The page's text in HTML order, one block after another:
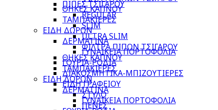
ΘΗΚΕΣ ΚΑΠΝΟΥ
ΤΑΜΠΑΚΙΕΡΕΣ
ΕΙΔΗ ΔΩΡΩΝ
ΔΕΡΜΑΤΙΝΑ
ΓΥΝΑΙΚΕΙΑ ΠΟΡΤΟΦΟΛΙΑ
ΓΟΥΡΙΑ-ΡΟΔΙΑ
ΔΙΑΚΟΣΜΗΤΙΚΑ-ΜΠΙΖΟΥΤΙΕΡΕΣ
ΕΙΔΗ ΓΡΑΦΕΙΟΥ
ΣΤΥΛΟ
ΠΕΝΕΣ
ΠΙΠΕΣ ΤΣΙΓΑΡΟΥ
REGULAR
SLIM
ULTRA SLIM
ΦΙΛΤΡΑ ΠΙΠΩΝ ΤΣΙΓΑΡΟΥ
ΘΗΚΕΣ ΚΑΠΝΟΥ
ΤΑΜΠΑΚΙΕΡΕΣ
ΕΙΔΗ ΔΩΡΩΝ
ΔΕΡΜΑΤΙΝΑ
ΓΥΝΑΙΚΕΙΑ ΠΟΡΤΟΦΟΛΙΑ